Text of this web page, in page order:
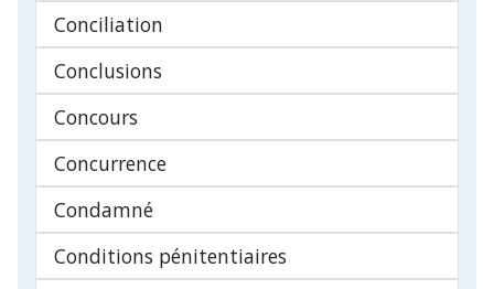
Conciliation
Conclusions
Concours
Concurrence
Condamné
Conditions pénitentiaires